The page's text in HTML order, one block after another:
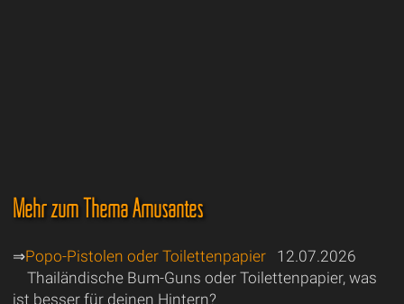
Mehr zum Thema Amüsantes
⇒Popo-Pistolen oder Toilettenpapier12.07.2026
Thailändische Bum-Guns oder Toilettenpapier, was
ist besser für deinen Hintern?